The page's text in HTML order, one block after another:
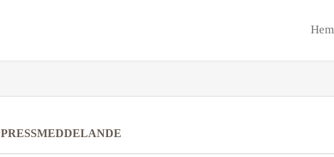
Hem
PRESSMEDDELANDE